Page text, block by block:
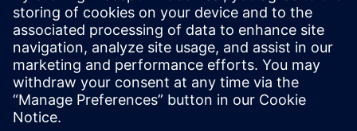
Tel.:+36 30 937 0817
Weboldal >
Arrival and parking